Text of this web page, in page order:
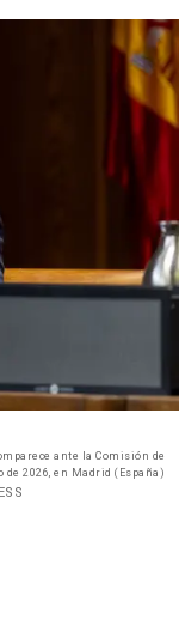
ante la Comisión de
de 2026, en Madrid (España)